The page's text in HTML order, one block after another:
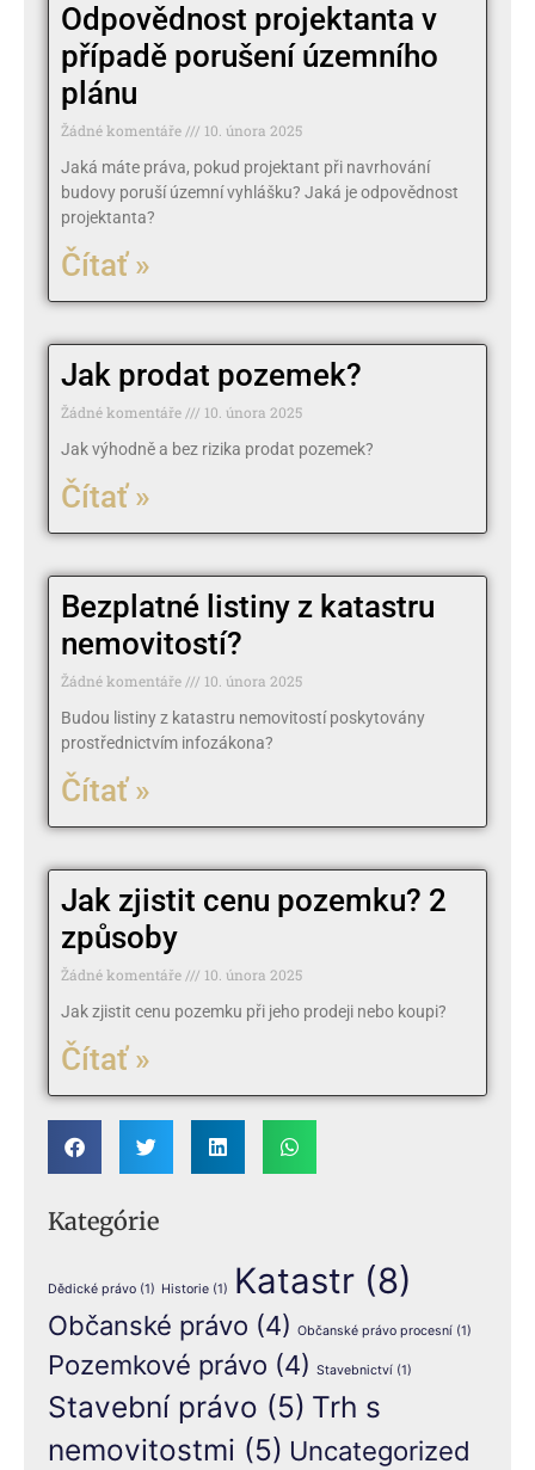
Odpovědnost projektanta v
případě porušení územního
plánu
Žádné komentáře
10. února 2025
Jaká máte práva, pokud projektant při navrhování
budovy poruší územní vyhlášku? Jaká je odpovědnost
projektanta?
Čítať »
Jak prodat pozemek?
Žádné komentáře
10. února 2025
Jak výhodně a bez rizika prodat pozemek?
Čítať »
Bezplatné listiny z katastru
nemovitostí?
Žádné komentáře
10. února 2025
Budou listiny z katastru nemovitostí poskytovány
prostřednictvím infozákona?
Čítať »
Jak zjistit cenu pozemku? 2
způsoby
Žádné komentáře
10. února 2025
Jak zjistit cenu pozemku při jeho prodeji nebo koupi?
Čítať »
Kategórie
Dědické právo (1) Historie (1) Katastr (8)
Občanské právo (4) Občanské právo procesní (1)
Pozemkové právo (4) Stavebnictví (1)
Stavební právo (5) Trh s
nemovitostmi (5) Uncategorized